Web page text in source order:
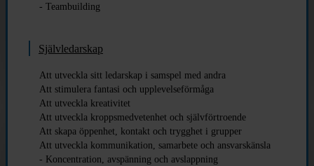
- Teambuilding
Självledarskap
Att utveckla sitt ledarskap i samspel med andra
Att stimulera fantasi och upplevelseförmåga
Att utveckla kreativitet
Att utveckla kroppsmedvetenhet och självförtroende
Att skapa öppenhet, kontakt och trygghet i grupper
Att utveckla kommunikation, samarbete och ansvarskänsla
- Koncentration, avspänning och avslappning